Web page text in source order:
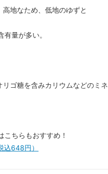
地なため、低地のゆずと
量が多い。
ゴ糖を含みカリウムなどのミネ
こちらもおすすめ！
込648円）